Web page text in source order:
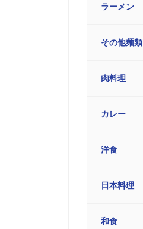
ラーメン
その他麺類
肉料理
カレー
洋食
日本料理
和食